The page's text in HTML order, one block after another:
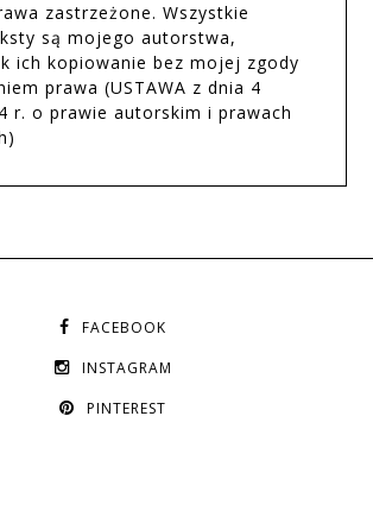
zastrzeżone. Wszystkie
są mojego autorstwa,
ich kopiowanie bez mojej zgody
prawa (USTAWA z dnia 4
r. o prawie autorskim i prawach
FACEBOOK
INSTAGRAM
PINTEREST